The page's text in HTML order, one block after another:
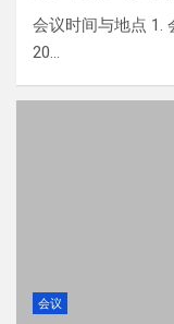
会议时间与地点 1.
20…
会议